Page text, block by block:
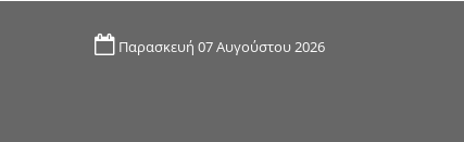
Παρασκευή 07 Αυγούστου 2026